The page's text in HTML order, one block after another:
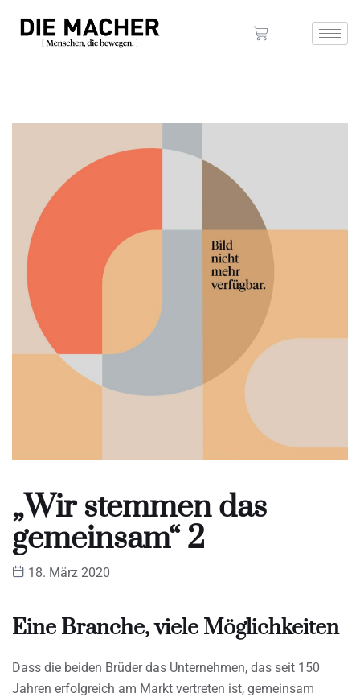
„Wir stemmen das
gemeinsam“ 2
18. März 2020
Eine Branche, viele Möglichkeiten
Dass die beiden Brüder das Unternehmen, das seit 150
Jahren erfolgreich am Markt vertreten ist, gemeinsam